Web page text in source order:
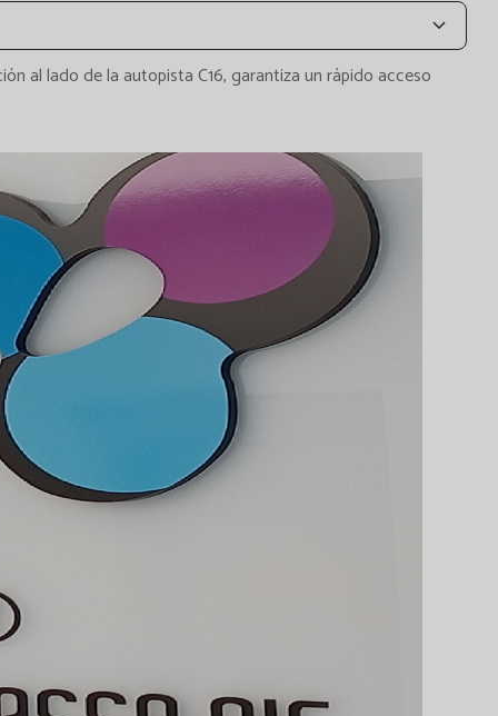
al lado de la autopista C16, garantiza un rápido acceso